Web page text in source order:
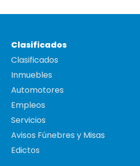
Clasificados
Clasificados
Inmuebles
Automotores
Empleos
Servicios
Avisos Fúnebres y Misas
Edictos